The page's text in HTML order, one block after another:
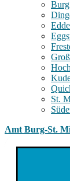
St.
Amt Burg-St.